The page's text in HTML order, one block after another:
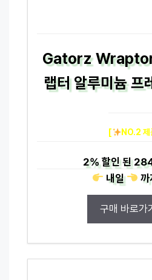
Gatorz
랩터 알루미늄 프
[ NO.2 제
2%할인 된
내일
까
구매 바로가